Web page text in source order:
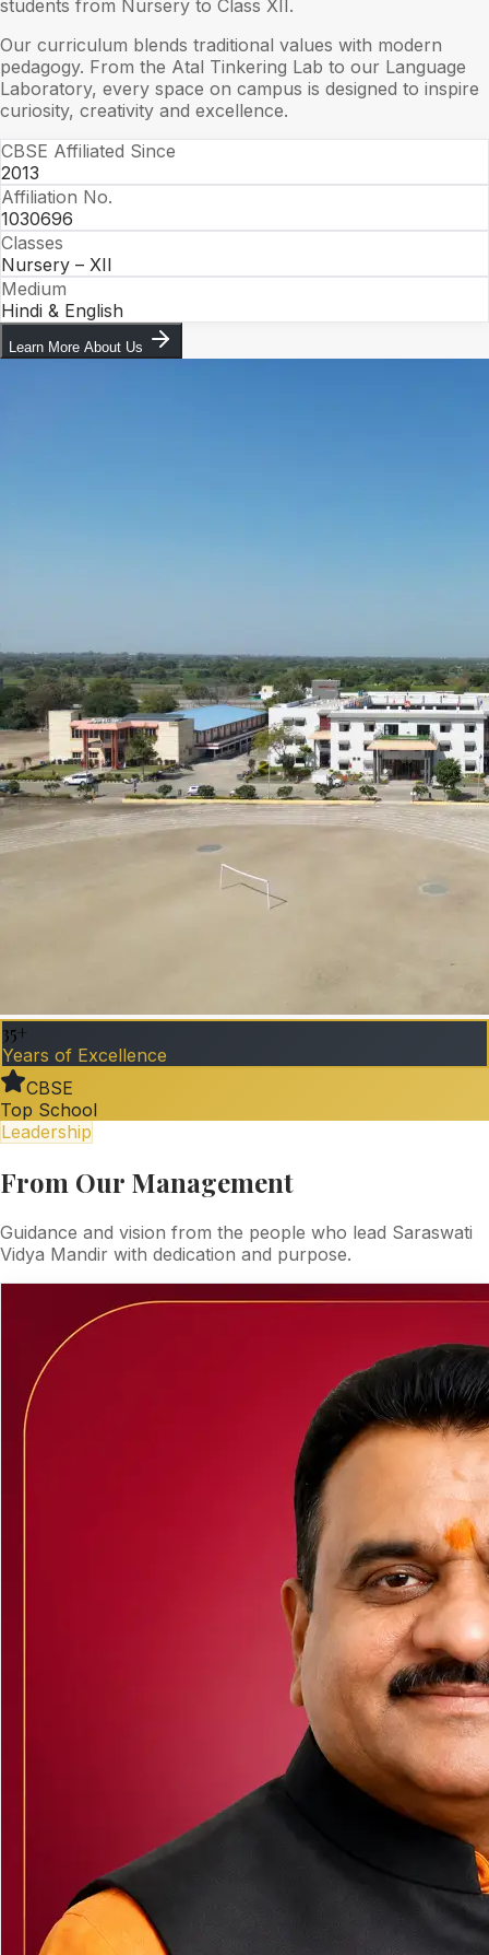
students from Nursery to Class XII.
Our curriculum blends traditional values with modern
pedagogy. From the Atal Tinkering Lab to our Language
Laboratory, every space on campus is designed to inspire
curiosity, creativity and excellence.
CBSE Affiliated Since
2013
Affiliation No.
1030696
Classes
Nursery – XII
Medium
Hindi & English
Learn More About Us
35+
Years of Excellence
CBSE
Top School
Leadership
From Our Management
Guidance and vision from the people who lead Saraswati
Vidya Mandir with dedication and purpose.